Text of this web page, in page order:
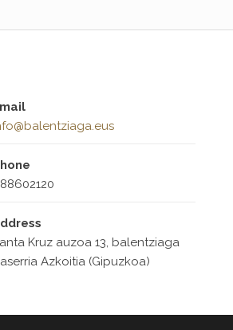
Kruz auzoa 13, balentziaga
Azkoitia (Gipuzkoa)